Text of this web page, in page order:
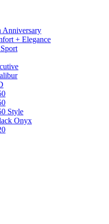
Anniversary
+ Elegance
Style
Onyx